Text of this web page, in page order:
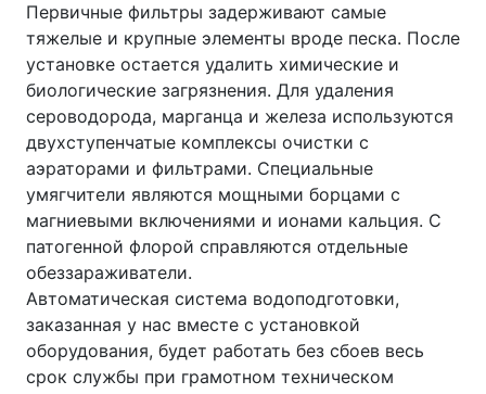
Первичные фильтры задерживают самые
тяжелые и крупные элементы вроде песка. После
установке остается удалить химические и
биологические загрязнения. Для удаления
сероводорода, марганца и железа используются
двухступенчатые комплексы очистки с
аэраторами и фильтрами. Специальные
умягчители являются мощными борцами с
магниевыми включениями и ионами кальция. С
патогенной флорой справляются отдельные
обеззараживатели.
Автоматическая система водоподготовки,
заказанная у нас вместе с установкой
оборудования, будет работать без сбоев весь
срок службы при грамотном техническом